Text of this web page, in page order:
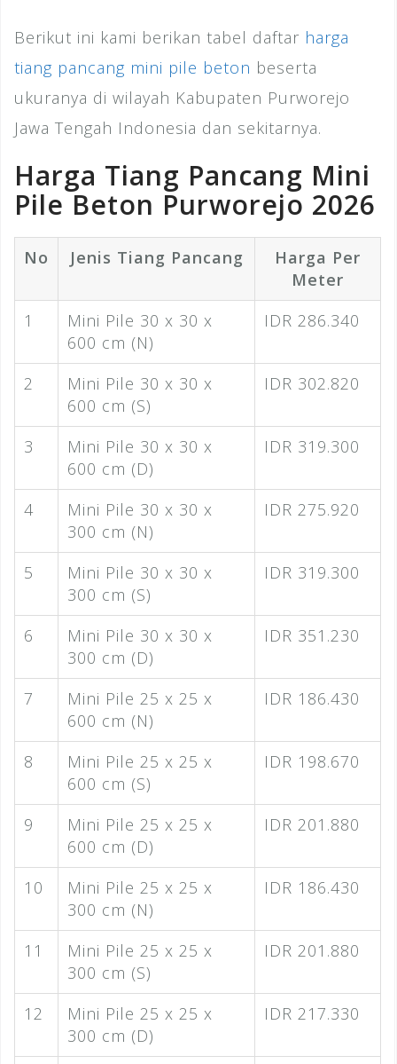
Berikut ini kami berikan tabel daftar harga
tiang pancang mini pile beton beserta
ukuranya di wilayah Kabupaten Purworejo
Jawa Tengah Indonesia dan sekitarnya.
Harga Tiang Pancang Mini
Pile Beton Purworejo 2026
No Jenis Tiang Pancang
Harga Per
Meter
1
Mini Pile 30 x 30 x
600 cm (N)
IDR 286.340
2
Mini Pile 30 x 30 x
600 cm (S)
IDR 302.820
3
Mini Pile 30 x 30 x
600 cm (D)
IDR 319.300
4
Mini Pile 30 x 30 x
300 cm (N)
IDR 275.920
5
Mini Pile 30 x 30 x
300 cm (S)
IDR 319.300
6
Mini Pile 30 x 30 x
300 cm (D)
IDR 351.230
7
Mini Pile 25 x 25 x
600 cm (N)
IDR 186.430
8
Mini Pile 25 x 25 x
600 cm (S)
IDR 198.670
9
Mini Pile 25 x 25 x
600 cm (D)
IDR 201.880
10
Mini Pile 25 x 25 x
300 cm (N)
IDR 186.430
11
Mini Pile 25 x 25 x
300 cm (S)
IDR 201.880
12
Mini Pile 25 x 25 x
300 cm (D)
IDR 217.330